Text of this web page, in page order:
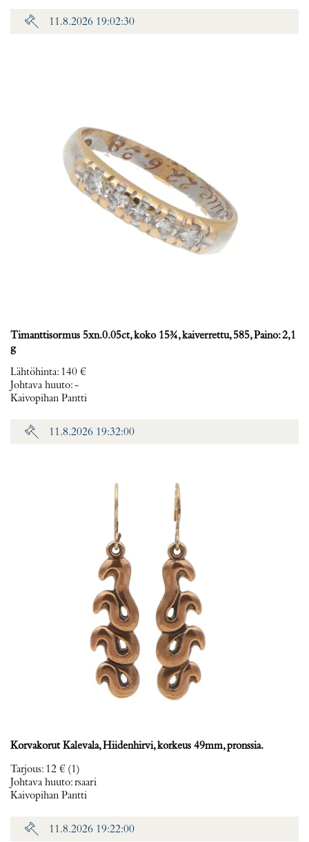
11.8.2026 19:02:30
Timanttisormus 5xn.0.05ct, koko 15¾, kaiverrettu, 585, Paino: 2,1
g
Lähtöhinta: 140 €
Johtava huuto:-
Kaivopihan Pantti
11.8.2026 19:32:00
Korvakorut Kalevala, Hiidenhirvi, korkeus 49mm, pronssia.
Tarjous: 12 € (1)
Johtava huuto:rsaari
Kaivopihan Pantti
11.8.2026 19:22:00